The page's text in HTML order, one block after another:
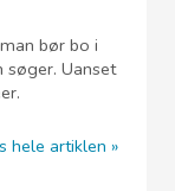
bør bo i
søger. Uanset
hele artiklen